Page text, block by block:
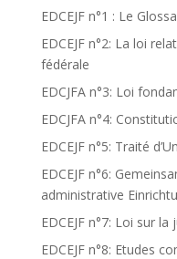
EDCEJF n°1 : Le
EDCEJF n°2: La loi
fédérale
EDCJFA n°3: Loi
EDCJFA n°4:
EDCEJF n°5: Traité
EDCEJF n°6:
administrative
EDCEJF n°7: Loi sur
EDCEJF n°8: Etudes